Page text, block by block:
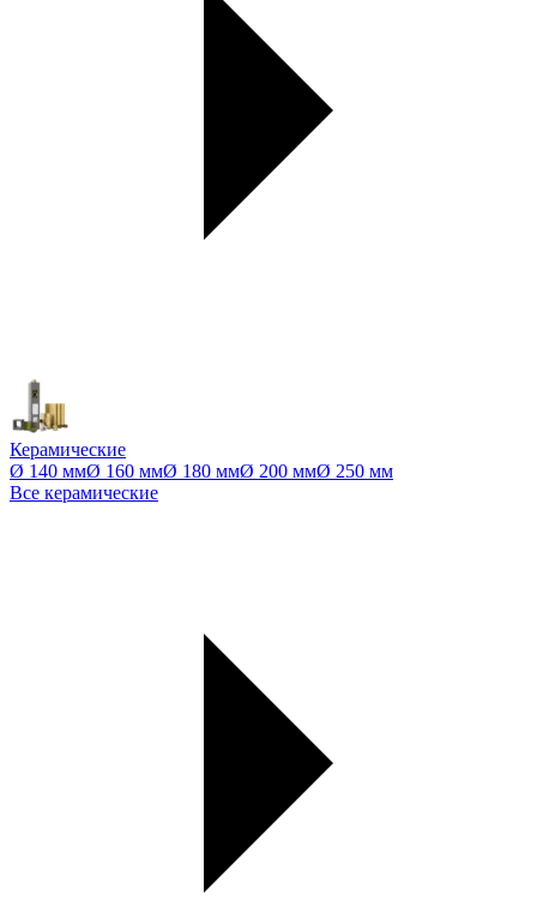
Керамические
Ø 140 ммØ 160 ммØ 180 ммØ 200 ммØ 250 мм
Все керамические